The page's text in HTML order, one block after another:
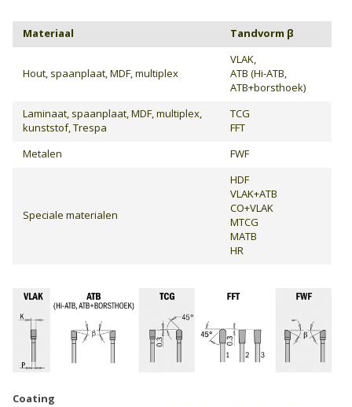
Materiaal Tandvorm β
Hout, spaanplaat, MDF, multiplex
VLAK,
ATB (Hi-ATB,
ATB+borsthoek)
Laminaat, spaanplaat, MDF, multiplex,
kunststof, Trespa
TCG
FFT
Metalen
FWF
Speciale materialen
HDF
VLAK+ATB
CO+VLAK
MTCG
MATB
HR
Coating